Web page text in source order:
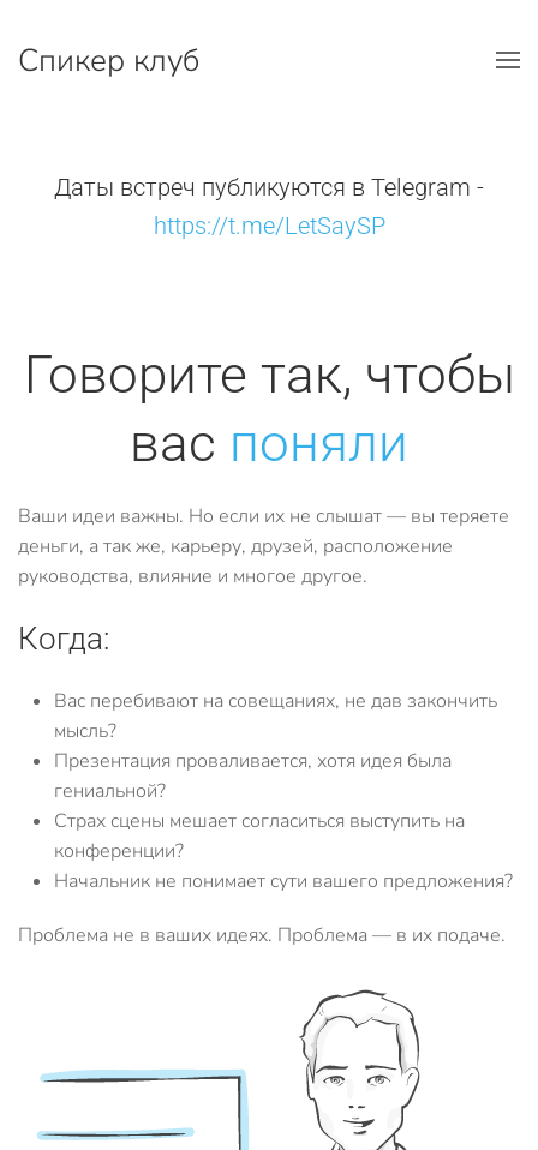
Перейти к содержимому
Спикер клуб
Даты встреч публикуются в Telegram -
https://t.me/LetSaySP
Говорите так, чтобы
вас поняли
Ваши идеи важны. Но если их не слышат — вы теряете
деньги, а так же, карьеру, друзей, расположение
руководства, влияние и многое другое.
Когда:
Вас перебивают на совещаниях, не дав закончить
мысль?
Презентация проваливается, хотя идея была
гениальной?
Страх сцены мешает согласиться выступить на
конференции?
Начальник не понимает сути вашего предложения?
Проблема не в ваших идеях. Проблема — в их подаче.